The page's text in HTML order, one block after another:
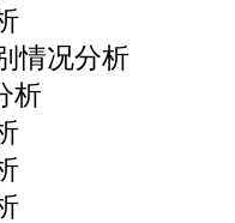
情况分析
析